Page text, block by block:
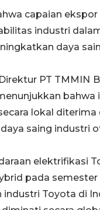
capaian
industri
daya
PT TMMIN
lokal
saing industri
elektrifikasi
pada
Toyota di